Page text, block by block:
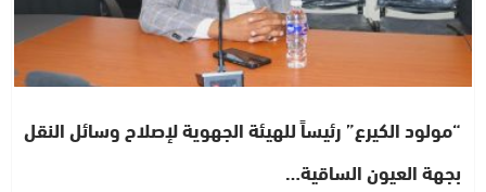
“مولود الكيرع” رئيساً للهيئة الجهوية لإصلاح وسائل النقل
بجهة العيون الساقية…